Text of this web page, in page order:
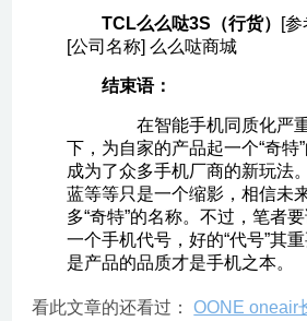
TCL么么哒3S（行货） [
[公司名称] 么么哒商城
结束语：
在智能手机同质化严重
下，为自家的产品起一个“奇特
成为了众多手机厂商的新玩法
蓝等等只是一个缩影，相信未
多“奇特”的名称。不过，笔者
一个手机代号，好的“代号”其
是产品的品质才是手机之本。
看此文章的还看过：OONE oneair